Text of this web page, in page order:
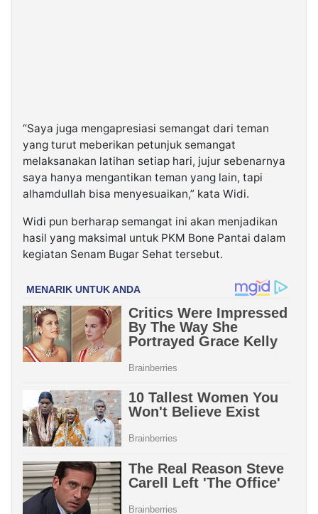
“Saya juga mengapresiasi semangat dari teman
yang turut meberikan petunjuk semangat
melaksanakan latihan setiap hari, jujur sebenarnya
saya hanya mengantikan teman yang lain, tapi
alhamdullah bisa menyesuaikan,” kata Widi.
Widi pun berharap semangat ini akan menjadikan
hasil yang maksimal untuk PKM Bone Pantai dalam
kegiatan Senam Bugar Sehat tersebut.